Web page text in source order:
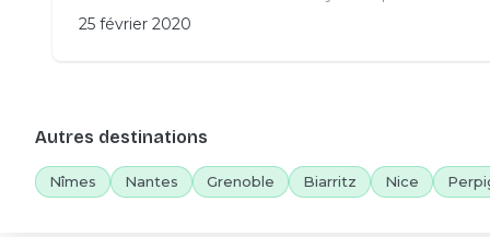
25 février 2020
Autres destinations
Nîmes Nantes Grenoble Biarritz Nice